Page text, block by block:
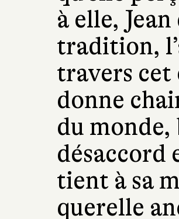
à elle,
tradition,
travers
donne
du monde,
désaccord
tient à sa
querelle